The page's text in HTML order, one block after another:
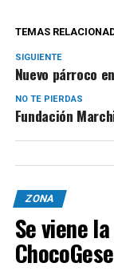
TEMAS
SIGUIENTE
Nuevo párroco
NO TE PIERDAS
Fundación
ZONA
Se viene